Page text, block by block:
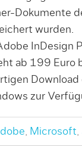
Dokumente
wurden.
InDesign
ab 199 Euro
Download
zur
, Microsoft,